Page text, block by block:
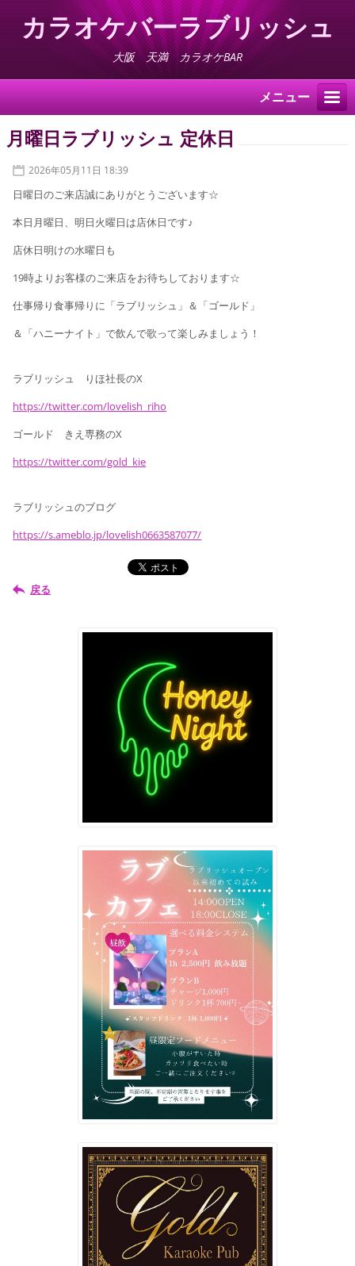
カラオケバーラブリッシュ
大阪 天満 カラオケBAR
メニュー
月曜日ラブリッシュ 定休日
2026年05月11日 18:39
日曜日のご来店誠にありがとうございます☆
本日月曜日、明日火曜日は店休日です♪
店休日明けの水曜日も
19時よりお客様のご来店をお待ちしております☆
仕事帰り食事帰りに「ラブリッシュ」＆「ゴールド」
＆「ハニーナイト」で飲んで歌って楽しみましょう！
ラブリッシュ りほ社長のX
https://twitter.com/lovelish_riho
ゴールド きえ専務のX
https://twitter.com/gold_kie
ラブリッシュのブログ
https://s.ameblo.jp/lovelish0663587077/
戻る